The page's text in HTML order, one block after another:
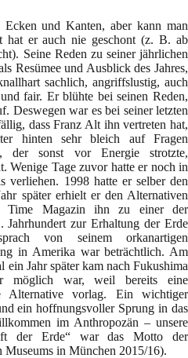
und Kanten, aber kann man
hat er auch nie geschont (z. B. ab
Seine Reden zu seiner jährlichen
Resümee und Ausblick des Jahres,
sachlich, angriffslustig, auch
fair. Er blühte bei seinen Reden,
Deswegen war es bei seiner letzten
dass Franz Alt ihn vertreten hat,
hinten sehr bleich auf Fragen
der sonst vor Energie strotzte,
Wenige Tage zuvor hatte er noch in
verliehen. 1998 hatte er selber den
später erhielt er den Alternativen
Time Magazin ihn zu einer der
Jahrhundert zur Erhaltung der Erde
von seinem orkanartigen
in Amerika war beträchtlich. Am
ein Jahr später kam nach Fukushima
möglich war, weil bereits eine
Alternative vorlag. Ein wichtiger
ein hoffnungsvoller Sprung in das
im Anthropozän – unsere
der Erde“ war das Motto der
Museums in München 2015/16).